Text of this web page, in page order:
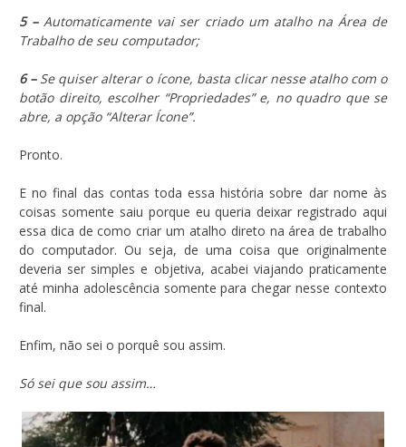
5 –Automaticamente vai ser criado um atalho na Área de
Trabalho de seu computador;
6 –Se quiser alterar o ícone, basta clicar nesse atalho com o
botão direito, escolher “Propriedades” e, no quadro que se
abre, a opção “Alterar Ícone”.
Pronto.
E no final das contas toda essa história sobre dar nome às
coisas somente saiu porque eu queria deixar registrado aqui
essa dica de como criar um atalho direto na área de trabalho
do computador. Ou seja, de uma coisa que originalmente
deveria ser simples e objetiva, acabei viajando praticamente
até minha adolescência somente para chegar nesse contexto
final.
Enfim, não sei o porquê sou assim.
Só sei que sou assim…